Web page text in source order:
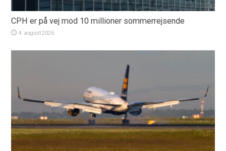
CPH er på vej mod 10 millioner sommerrejsende
4. august 2026